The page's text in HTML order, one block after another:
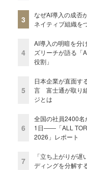
3
なぜAI導入の成否
ネイティブ組織を
4
AI導入の明暗を分
ズリーチが語る「
役割」
5
日本企業が直面す
言 富士通が取り
ジとは
6
全国の社員2400名
1日――「ALL
2026」レポート
7
「立ち上がりが
ディングを分解す